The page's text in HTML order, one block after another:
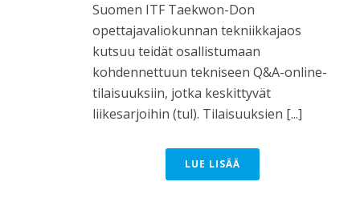
Suomen ITF Taekwon-Don
opettajavaliokunnan tekniikkajaos
kutsuu teidät osallistumaan
kohdennettuun tekniseen Q&A-online-
tilaisuuksiin, jotka keskittyvät
liikesarjoihin (tul). Tilaisuuksien [...]
LUE LISÄÄ